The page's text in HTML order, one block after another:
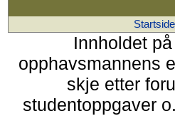
Startside
Innholdet
opphavsmannens
skje etter
studentoppgaver